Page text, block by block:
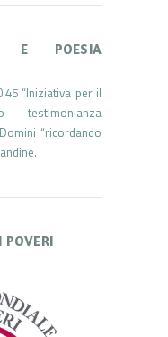
E POESIA
“Iniziativa per il
– testimonianza
“ricordando
POVERI